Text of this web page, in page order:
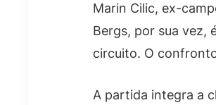
Marin Cilic, ex-
Bergs, por sua vez,
circuito. O
A partida integra a